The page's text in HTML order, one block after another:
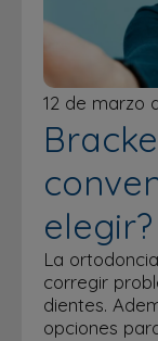
12 de marzo
elegir?
La
corregir
dientes.
opciones